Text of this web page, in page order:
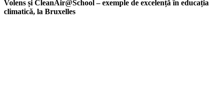
Volens și CleanAir@School – exemple de excelență în educația
climatică, la Bruxelles